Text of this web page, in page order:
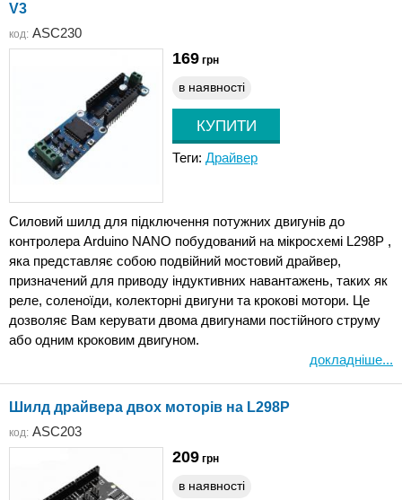
V3
код: ASC230
169 грн
в наявності
Теги: Драйвер
Силовий шилд для підключення потужних двигунів до
контролера Arduino NANO побудований на мікросхемі L298P ,
яка представляє собою подвійний мостовий драйвер,
призначений для приводу індуктивних навантажень, таких як
реле, соленоїди, колекторні двигуни та крокові мотори. Це
дозволяє Вам керувати двома двигунами постійного струму
або одним кроковим двигуном.
докладніше...
Шилд драйвера двох моторів на L298P
код: ASC203
209 грн
в наявності